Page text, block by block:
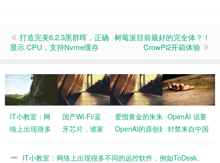
打造完美6.2.3黑群晖，正确
显示 CPU，支持Nvme缓存
树莓派目前最好的完全体？！
CrowPi2开箱体验
IT小教室：网
络上出现很多
件，例如
国产Wi-Fi/蓝
牙芯片，谁家
爱囤黄金的朱朱：Andrej
OpenAI的原创始团队之一，他的
说任何其他多余的代码都是为了
OpenAI 说要
封禁来自中国
了
IT小教室：网络上出现很多不同的远控软件，例如ToDesk、